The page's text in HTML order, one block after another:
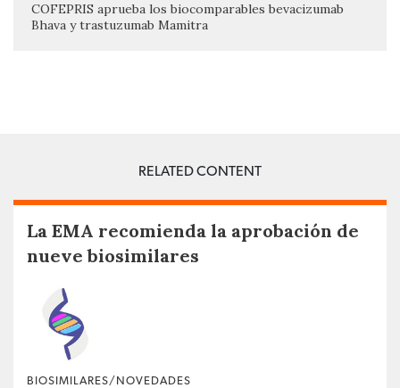
COFEPRIS aprueba los biocomparables bevacizumab
Bhava y trastuzumab Mamitra
RELATED CONTENT
La EMA recomienda la aprobación de
nueve biosimilares
BIOSIMILARES/NOVEDADES